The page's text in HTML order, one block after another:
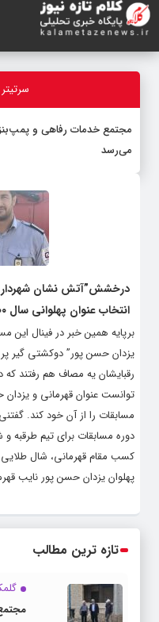
مجتمع خدمات رفاهی و
می‌رسد
درخشش”آتش نشان
انتخاب عنوان پهلوانی سال ۱۴۰۰
برپایه همین خبر در فینال این
یزدان حسن پور” دوکشتی گیر
رقبایشان یه مصاف هم رفتند که
توانست عنوان قهرمانی و
مسابقات را از آن خود کند.
دوره مسابقات برای تیم طرقبه
کسب مقام قهرمانی، شال طلایی
پهلوان یزدان حسن پور نایب
تازه ترین مطالب